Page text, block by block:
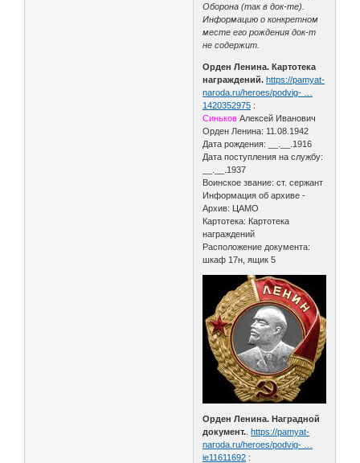
Оборона (так в док-те).
Информацию о конкретном
месте его рождения док-т
не содержит.
Орден Ленина. Картотека
награждений. https://pamyat-
naroda.ru/heroes/podvig- …
1420352975 :
СиньковАлексей Иванович
Орден Ленина: 11.08.1942
Дата рождения: __.__.1916
Дата поступления на службу:
__.__.1937
Воинское звание: ст. сержант
Информация об архиве -
Архив: ЦАМО
Картотека: Картотека
награждений
Расположение документа:
шкаф 17н, ящик 5
Орден Ленина. Наградной
документ. .https://pamyat-
naroda.ru/heroes/podvig- …
ie11611692 :